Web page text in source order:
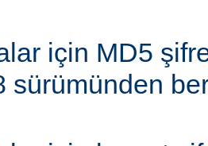
için MD5
sürümünden